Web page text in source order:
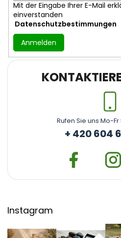
Mit der Eingabe Ihrer E-Mail
einverstanden
Datenschutzbestimmungen
Anmelden
Rufen Sie uns Mo-
+ 420 604
Instagram